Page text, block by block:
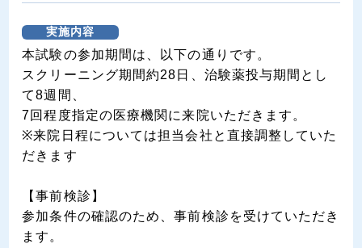
実施内容
本試験の参加期間は、以下の通りです。
スクリーニング期間約28日、治験薬投与期間とし
て8週間、
7回程度指定の医療機関に来院いただきます。
※来院日程については担当会社と直接調整していた
だきます
【事前検診】
参加条件の確認のため、事前検診を受けていただき
ます。